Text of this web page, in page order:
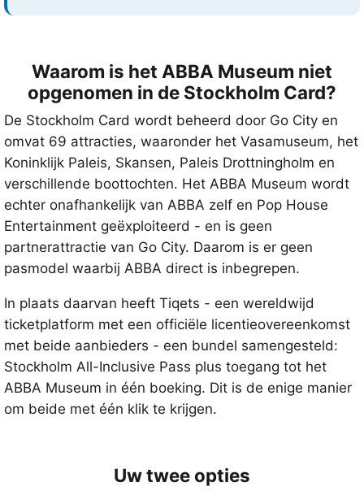
Waarom is het ABBA Museum niet
opgenomen in de Stockholm Card?
De Stockholm Card wordt beheerd door Go City en
omvat 69 attracties, waaronder het Vasamuseum, het
Koninklijk Paleis, Skansen, Paleis Drottningholm en
verschillende boottochten. Het ABBA Museum wordt
echter onafhankelijk van ABBA zelf en Pop House
Entertainment geëxploiteerd - en is geen
partnerattractie van Go City. Daarom is er geen
pasmodel waarbij ABBA direct is inbegrepen.
In plaats daarvan heeft Tiqets - een wereldwijd
ticketplatform met een officiële licentieovereenkomst
met beide aanbieders - een bundel samengesteld:
Stockholm All-Inclusive Pass plus toegang tot het
ABBA Museum in één boeking. Dit is de enige manier
om beide met één klik te krijgen.
Uw twee opties